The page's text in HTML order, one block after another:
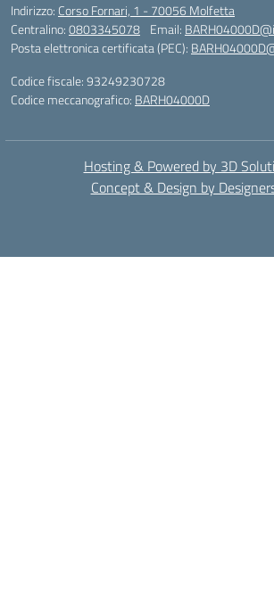
Indirizzo: Corso Fornari, 1 - 70056 Molfetta
Centralino:0803345078 Email:
Posta elettronica certificata (PEC):
Codice fiscale: 93249230728
Codice meccanografico: BARH04000D
Hosting & Powered by 3D
Concept & Design by